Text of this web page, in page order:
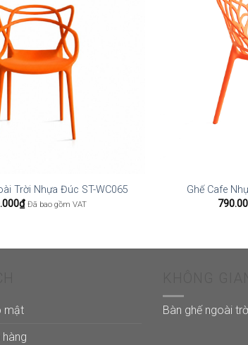
Trời Nhựa Đúc ST-WC065
₫ Đã bao gồm VAT
Ghế Cafe
mật
hàng
Bàn ghế ngoài